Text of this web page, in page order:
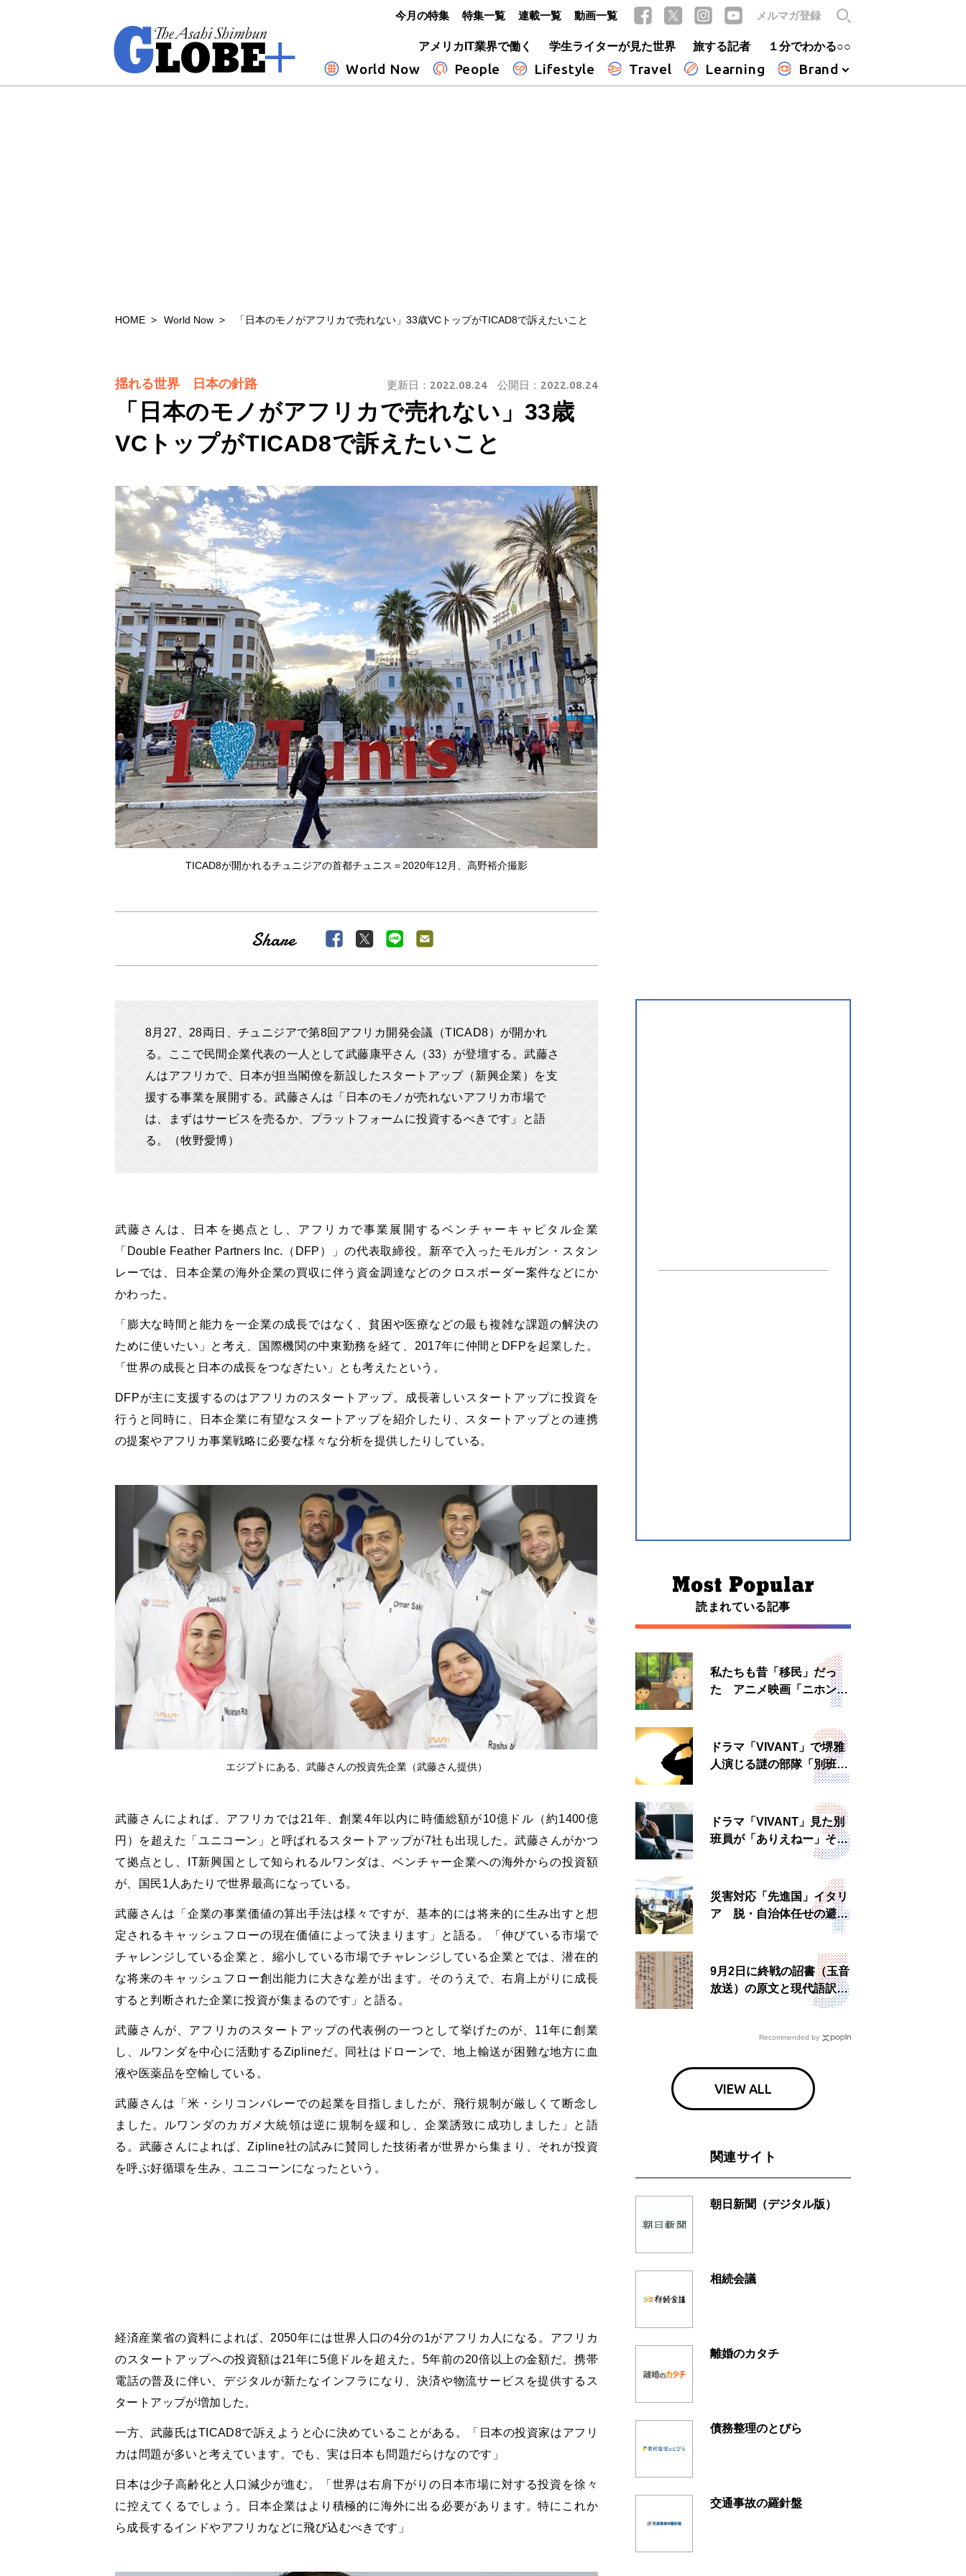
アメリカIT業界で働く
学生ライターが見た世界 旅する記者 １分でわかる○○
World Now People Lifestyle Travel Learning Brand
今月の特集 特集一覧 連載一覧 動画一覧 メルマガ登録
HOME World Now 「日本のモノがアフリカで売れない」33歳VCトップがTICAD8で訴えたいこと
「日本のモノがアフリカで売れない」33歳
VCトップがTICAD8で訴えたいこと
揺れる世界 日本の針路 更新日： 2022.08.24 公開日： 2022.08.24
TICAD8が開かれるチュニジアの首都チュニス＝2020年12月、高野裕介撮影
8月27、28両日、チュニジアで第8回アフリカ開発会議（TICAD8）が開かれ
る。ここで民間企業代表の一人として武藤康平さん（33）が登壇する。武藤さ
んはアフリカで、日本が担当閣僚を新設したスタートアップ（新興企業）を支
援する事業を展開する。武藤さんは「日本のモノが売れないアフリカ市場で
は、まずはサービスを売るか、プラットフォームに投資するべきです」と語
る。（牧野愛博）
武藤さんは、日本を拠点とし、アフリカで事業展開するベンチャーキャピタル企業
「Double Feather Partners Inc.（DFP）」の代表取締役。新卒で入ったモルガン・スタン
レーでは、日本企業の海外企業の買収に伴う資金調達などのクロスボーダー案件などにか
かわった。
「膨大な時間と能力を一企業の成長ではなく、貧困や医療などの最も複雑な課題の解決の
ために使いたい」と考え、国際機関の中東勤務を経て、2017年に仲間とDFPを起業した。
「世界の成長と日本の成長をつなぎたい」とも考えたという。
DFPが主に支援するのはアフリカのスタートアップ。成長著しいスタートアップに投資を
行うと同時に、日本企業に有望なスタートアップを紹介したり、スタートアップとの連携
の提案やアフリカ事業戦略に必要な様々な分析を提供したりしている。
エジプトにある、武藤さんの投資先企業（武藤さん提供）
武藤さんによれば、アフリカでは21年、創業4年以内に時価総額が10億ドル（約1400億
円）を超えた「ユニコーン」と呼ばれるスタートアップが7社も出現した。武藤さんがかつ
て拠点とし、IT新興国として知られるルワンダは、ベンチャー企業への海外からの投資額
が、国民1人あたりで世界最高になっている。
武藤さんは「企業の事業価値の算出手法は様々ですが、基本的には将来的に生み出すと想
定されるキャッシュフローの現在価値によって決まります」と語る。「伸びている市場で
チャレンジしている企業と、縮小している市場でチャレンジしている企業とでは、潜在的
な将来のキャッシュフロー創出能力に大きな差が出ます。そのうえで、右肩上がりに成長
すると判断された企業に投資が集まるのです」と語る。
武藤さんが、アフリカのスタートアップの代表例の一つとして挙げたのが、11年に創業
し、ルワンダを中心に活動するZiplineだ。同社はドローンで、地上輸送が困難な地方に血
液や医薬品を空輸している。
武藤さんは「米・シリコンバレーでの起業を目指しましたが、飛行規制が厳しくて断念し
ました。ルワンダのカガメ大統領は逆に規制を緩和し、企業誘致に成功しました」と語
る。武藤さんによれば、Zipline社の試みに賛同した技術者が世界から集まり、それが投資
を呼ぶ好循環を生み、ユニコーンになったという。
経済産業省の資料によれば、2050年には世界人口の4分の1がアフリカ人になる。アフリカ
のスタートアップへの投資額は21年に5億ドルを超えた。5年前の20倍以上の金額だ。携帯
電話の普及に伴い、デジタルが新たなインフラになり、決済や物流サービスを提供するス
タートアップが増加した。
一方、武藤氏はTICAD8で訴えようと心に決めていることがある。「日本の投資家はアフリ
カは問題が多いと考えています。でも、実は日本も問題だらけなのです」
日本は少子高齢化と人口減少が進む。「世界は右肩下がりの日本市場に対する投資を徐々
に控えてくるでしょう。日本企業はより積極的に海外に出る必要があります。特にこれか
ら成長するインドやアフリカなどに飛び込むべきです」
読まれている記事
私たちも昔「移民」だっ
た アニメ映画「ニホンジ
ドラマ「VIVANT」で堺雅
人演じる謎の部隊「別班」
は実在する？内情知る人物
ドラマ「VIVANT」見た別
班員が「ありえねー」その
理由とは 非公然組織ゆえ
災害対応「先進国」イタリ
ア 脱・自治体任せの避難
所運営、被災者への温かい
9月2日に終戦の詔書（玉音
放送）の原文と現代語訳を
読む もう一つの「終戦の
Recommended by
VIEW ALL
関連サイト
朝日新聞（デジタル版）
相続会議
離婚のカタチ
債務整理のとびら
交通事故の羅針盤